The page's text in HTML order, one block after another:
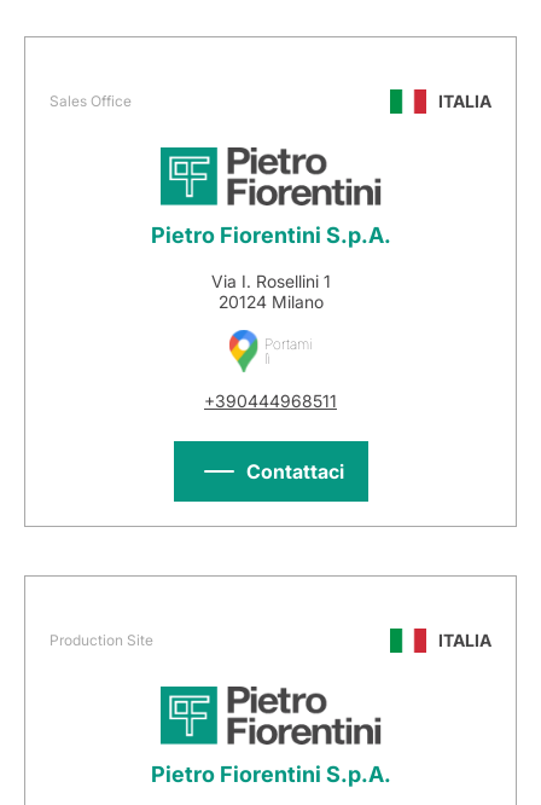
Sales Office ITALIA
Pietro Fiorentini S.p.A.
Via I. Rosellini 1
20124 Milano
Portami
lì
+390444968511
Contattaci
Production Site ITALIA
Pietro Fiorentini S.p.A.